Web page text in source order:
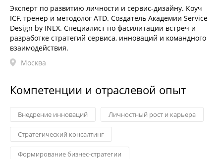
Эксперт по развитию личности и сервис-дизайну. Коуч
ICF, тренер и методолог ATD. Создатель Академии Service
Design by INEX. Специалист по фасилитации встреч и
разработке стратегий сервиса, инноваций и командного
взаимодействия.
Москва
Компетенции и отраслевой опыт
Внедрение инноваций Личностный рост и карьера
Стратегический консалтинг
Формирование бизнес-стратегии